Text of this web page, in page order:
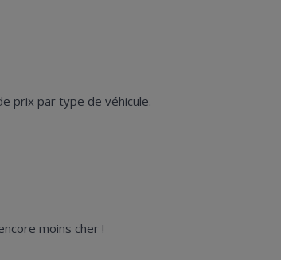
prix par type de véhicule.
moins cher !